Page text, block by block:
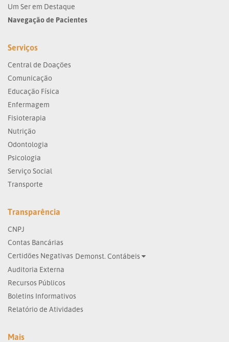
Um Ser em Destaque
Navegação de Pacientes
Serviços
Central de Doações
Comunicação
Educação Física
Enfermagem
Fisioterapia
Nutrição
Odontologia
Psicologia
Serviço Social
Transporte
Transparência
CNPJ
Contas Bancárias
Certidões Negativas Demonst. Contábeis
Auditoria Externa
Recursos Públicos
Boletins Informativos
Relatório de Atividades
Mais